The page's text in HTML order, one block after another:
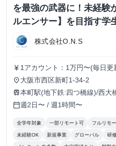
を最強の武器に！未経験
ルエンサー】を目指す学
株式会社O.N.S
currency_yen 1アカウント：1万円〜(毎日
増える毎に報酬もUP(複数運
place 大阪市西区新町1-34-2
train本町駅(地下鉄:四つ橋線)/西大
calendar_today週2日〜 / 週1時間〜
全学年対象 一部リモート可 フルリモ
未経験OK 新規事業 グローバル 研